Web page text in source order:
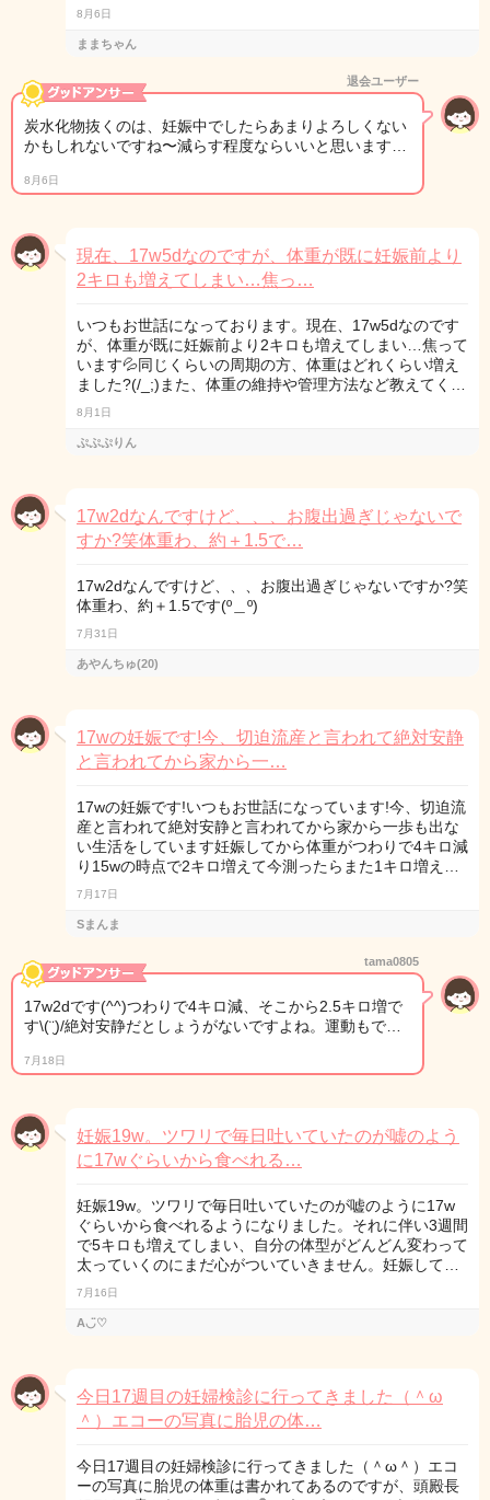
8月6日
ままちゃん
退会ユーザー
炭水化物抜くのは、妊娠中でしたらあまりよろしくない
かもしれないですね〜減らす程度ならいいと思います…
8月6日
現在、17w5dなのですが、体重が既に妊娠前より
2キロも増えてしまい…焦っ…
いつもお世話になっております。現在、17w5dなのです
が、体重が既に妊娠前より2キロも増えてしまい…焦って
います💦同じくらいの周期の方、体重はどれくらい増え
ました?(/_;)また、体重の維持や管理方法など教えてく…
8月1日
ぷぷぷりん
17w2dなんですけど、、、お腹出過ぎじゃないで
すか?笑体重わ、約＋1.5で…
17w2dなんですけど、、、お腹出過ぎじゃないですか?笑
体重わ、約＋1.5です(º＿º)
7月31日
あやんちゅ(20)
17wの妊娠です!今、切迫流産と言われて絶対安静
と言われてから家から一…
17wの妊娠です!いつもお世話になっています!今、切迫流
産と言われて絶対安静と言われてから家から一歩も出な
い生活をしています妊娠してから体重がつわりで4キロ減
り15wの時点で2キロ増えて今測ったらまた1キロ増え…
7月17日
Sまんま
tama0805
17w2dです(^^)つわりで4キロ減、そこから2.5キロ増で
す\(¨̮)/絶対安静だとしょうがないですよね。運動もで…
7月18日
妊娠19w。ツワリで毎日吐いていたのが嘘のよう
に17wぐらいから食べれる…
妊娠19w。ツワリで毎日吐いていたのが嘘のように17w
ぐらいから食べれるようになりました。それに伴い3週間
で5キロも増えてしまい、自分の体型がどんどん変わって
太っていくのにまだ心がついていきません。妊娠して…
7月16日
A◡̈♡
今日17週目の妊婦検診に行ってきました（＾ω
＾）エコーの写真に胎児の体…
今日17週目の妊婦検診に行ってきました（＾ω＾）エコ
ーの写真に胎児の体重は書かれてあるのですが、頭殿長